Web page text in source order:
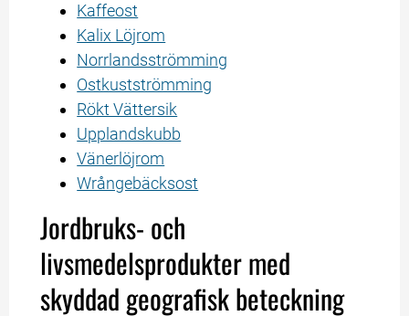
Kaffeost
Kalix Löjrom
Norrlandsströmming
Ostkustströmming
Rökt Vättersik
Upplandskubb
Vänerlöjrom
Wrångebäcksost
Jordbruks- och
livsmedelsprodukter med
skyddad geografisk beteckning